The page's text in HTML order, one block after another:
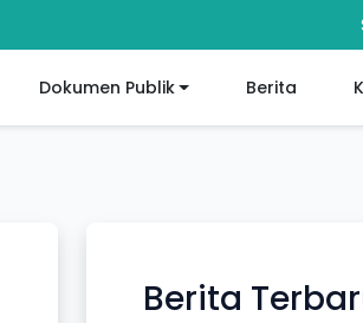
Dokumen Publik Berita
Berita